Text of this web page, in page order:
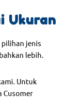
Ukuran
pilihan jenis
lebih.
Untuk
Cusomer